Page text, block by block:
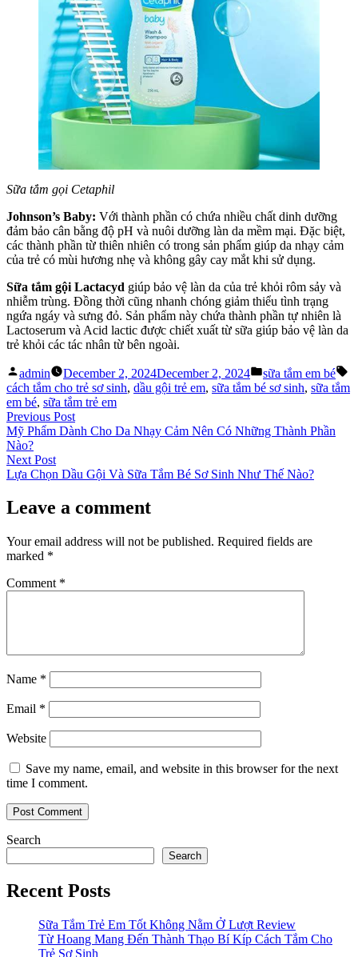
Sữa tắm gọi Cetaphil
Johnson’s Baby: Với thành phần có chứa nhiều chất dinh dưỡng
đảm bảo cân bằng độ pH và nuôi dưỡng làn da mềm mại. Đặc biệt,
các thành phần từ thiên nhiên có trong sản phẩm giúp da nhạy cảm
của trẻ có mùi hương nhẹ và không gây cay mắt khi sử dụng.
Sữa tắm gội Lactacyd giúp bảo vệ làn da của trẻ khỏi rôm sảy và
nhiễm trùng. Đồng thời cũng nhanh chóng giảm thiểu tình trạng
ngứa ngáy và sưng đỏ. Sản phẩm này chứa thành phần tự nhiên là
Lactoserum và Acid lactic được chiết xuất từ sữa giúp bảo vệ làn da
trẻ khỏi các tác nhân từ bên ngoài.
Posted
by
admin December 2, 2024December 2, 2024
Posted
in
sữa tắm em bé
cách tắm cho trẻ sơ sinh, dầu gội trẻ em, sữa tắm bé sơ sinh, sữa tắm
em bé, sữa tắm trẻ em
Post
navigation
Previous PostPrevious
post:
Mỹ Phẩm Dành Cho Da Nhạy Cảm Nên Có Những Thành Phần
Nào?
Next PostNext
post:
Lựa Chọn Dầu Gội Và Sữa Tắm Bé Sơ Sinh Như Thế Nào?
Leave a comment
Your email address will not be published. Required fields are
marked *
Comment *
Name *
Email *
Website
Save my name, email, and website in this browser for the next
time I comment.
Search
Search
Recent Posts
Sữa Tắm Trẻ Em Tốt Không Nằm Ở Lượt Review
Từ Hoang Mang Đến Thành Thạo Bí Kíp Cách Tắm Cho
Trẻ Sơ Sinh